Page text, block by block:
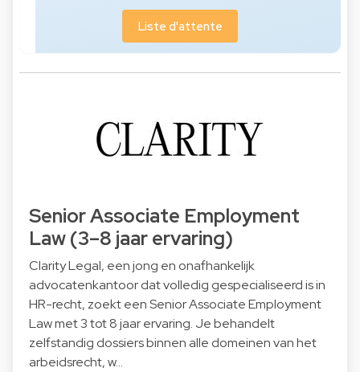
Liste d'attente
Senior Associate Employment
Law (3–8 jaar ervaring)
Clarity Legal, een jong en onafhankelijk
advocatenkantoor dat volledig gespecialiseerd is in
HR-recht, zoekt een Senior Associate Employment
Law met 3 tot 8 jaar ervaring. Je behandelt
zelfstandig dossiers binnen alle domeinen van het
arbeidsrecht, w…